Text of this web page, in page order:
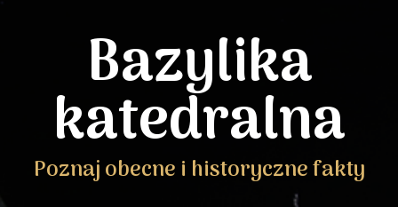
Bazylika
katedralna
Poznaj obecne i historyczne fakty